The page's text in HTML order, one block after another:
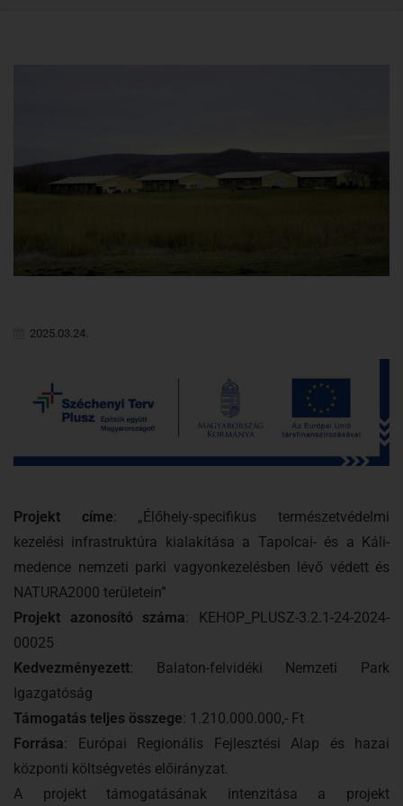
2025.03.24.
Projekt címe: „Élőhely-specifikus természetvédelmi
kezelési infrastruktúra kialakítása a Tapolcai- és a Káli-
medence nemzeti parki vagyonkezelésben lévő védett és
NATURA2000 területein”
Projekt azonosító száma: KEHOP_PLUSZ-3.2.1-24-2024-
00025
Kedvezményezett: Balaton-felvidéki Nemzeti Park
Igazgatóság
Támogatás teljes összege: 1.210.000.000,- Ft
Forrása: Európai Regionális Fejlesztési Alap és hazai
központi költségvetés előirányzat.
A projekt támogatásának intenzitása a projekt